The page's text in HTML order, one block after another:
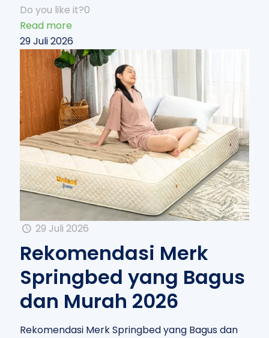
Do you like it?0
Read more
29 Juli 2026
29 Juli 2026
Rekomendasi Merk
Springbed yang Bagus
dan Murah 2026
Rekomendasi Merk Springbed yang Bagus dan